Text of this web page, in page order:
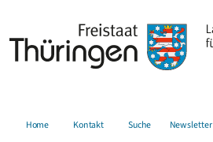
Home Kontakt Suche Newsletter